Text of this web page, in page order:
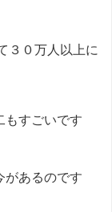
３０万人以上に
もすごいです
があるのです